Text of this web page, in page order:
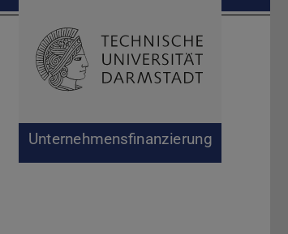
Unternehmensfinanzierung
Suche öffnen